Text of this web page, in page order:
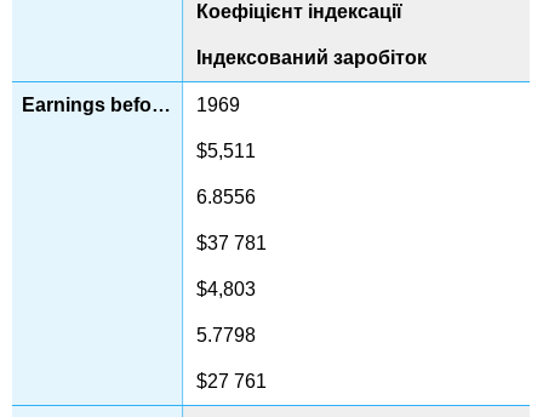
Коефіцієнт індексації
Індексований заробіток
1969
$5,511
6.8556
$37 781
$4,803
5.7798
$27 761